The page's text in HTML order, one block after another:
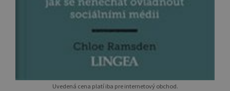
Uvedená cena platí iba pre internetový obchod.